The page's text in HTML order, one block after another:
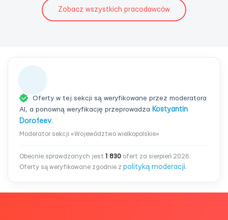
Zobacz wszystkich pracodawców
Oferty w tej sekcji są weryfikowane przez moderatora
AI, a ponowną weryfikację przeprowadza Kostyantin
Dorofeev.
Moderator sekcji «Województwo wielkopolskie»
Obecnie sprawdzanych jest 1 830 ofert za sierpień 2026.
Oferty są weryfikowane zgodnie z polityką moderacji.